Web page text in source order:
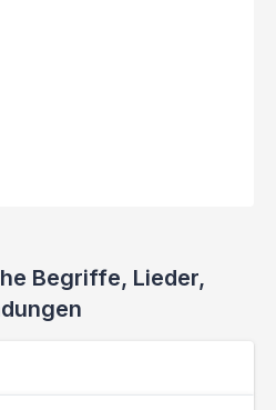
Begriffe, Lieder,